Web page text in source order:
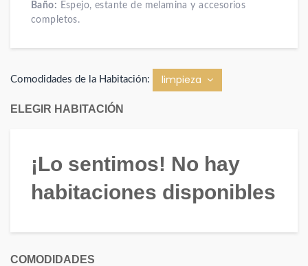
Baño: Espejo, estante de melamina y accesorios
completos.
Comodidades de la Habitación: limpieza
ELEGIR HABITACIÓN
¡Lo sentimos! No hay
habitaciones disponibles
COMODIDADES